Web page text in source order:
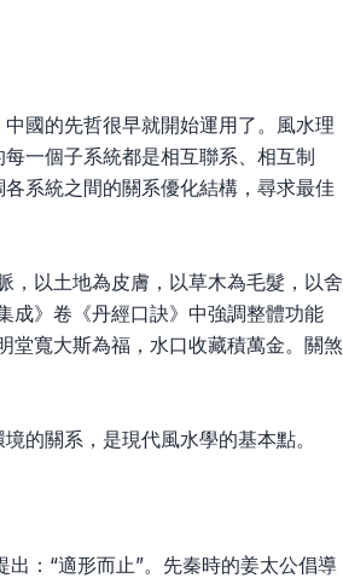
國的先哲很早就開始運用了。風水理
一個子系統都是相互聯系、相互制
系統之間的關系優化結構，尋求最佳
，以土地為皮膚，以草木為毛髮，以舍
成》卷《丹經口訣》中強調整體功能
堂寬大斯為福，水口收藏積萬金。關煞
的關系，是現代風水學的基本點。
：“適形而止”。先秦時的姜太公倡導